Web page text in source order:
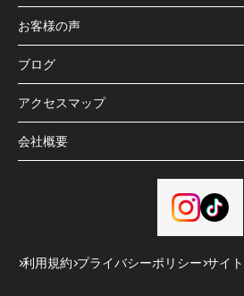
お客様の声
ブログ
アクセスマップ
会社概要
利用規約 プライバシーポリシー サイ